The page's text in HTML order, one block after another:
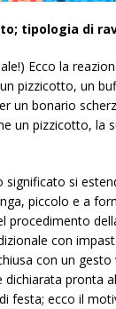
tipologia di
Ecco la
pizzicotto, un
un bonario
un pizzicotto, la
significato si
piccolo e a
procedimento
con
con un gesto
pronta
festa; ecco il